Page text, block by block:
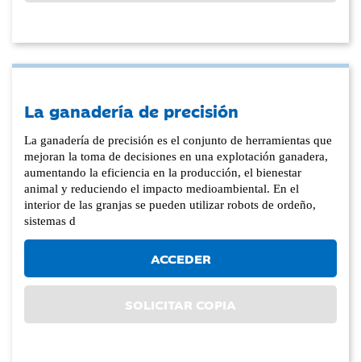
La ganadería de precisión
La ganadería de precisión es el conjunto de herramientas que
mejoran la toma de decisiones en una explotación ganadera,
aumentando la eficiencia en la producción, el bienestar
animal y reduciendo el impacto medioambiental. En el
interior de las granjas se pueden utilizar robots de ordeño,
sistemas d
ACCEDER
SOLICITAR COPIA